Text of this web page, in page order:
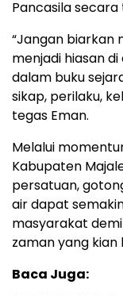
Pancasila secara
“Jangan biarkan
menjadi hiasan
dalam buku
sikap, perilaku,
tegas Eman.
Melalui
Kabupaten
persatuan,
air dapat
masyarakat
zaman yang kian
Baca Juga: